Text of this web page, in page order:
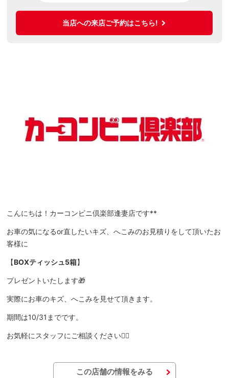
当店への来店ご予約はこちら!
こんにちは！カーコンビニ倶楽部逢妻店です**
お車の気になるor直したいキズ、へこみのお見積りをして頂いたお
客様に
【BOXティッシュ5箱】
プレゼントいたします🎁
実際にお車のキズ、へこみを見せて頂きます。
期間は10/31までです。
お気軽にスタッフにご相談ください🙂‍↕️
この店舗の情報をみる